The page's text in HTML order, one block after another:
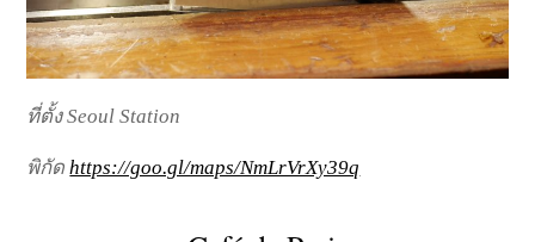
ที่ตั้ง Seoul Station
พิกัดhttps://goo.gl/maps/NmLrVrXy39q